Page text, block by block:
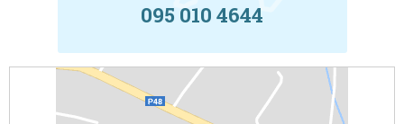
095 010 4644